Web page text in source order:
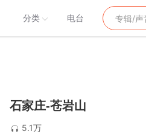
分类 电台
石家庄-苍岩山
5.1万